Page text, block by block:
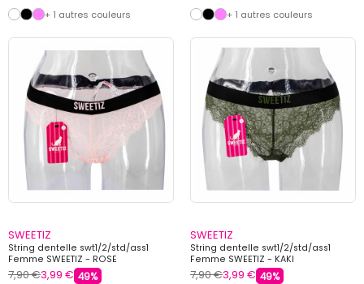
+ 1 autres couleurs
+ 1 autres couleurs
SWEETIZ
String dentelle swt1/2/std/ass1
Femme SWEETIZ - ROSE
7,90 €3,99 € 49%
SWEETIZ
String dentelle swt1/2/std/ass1
Femme SWEETIZ - KAKI
7,90 €3,99 € 49%